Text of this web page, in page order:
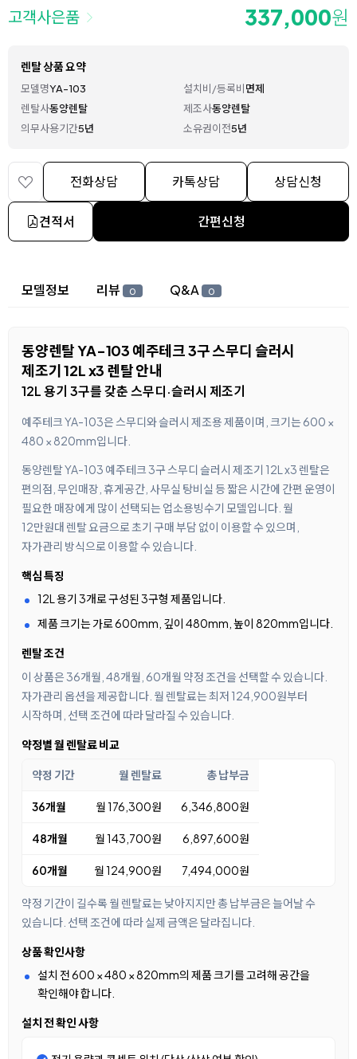
고객사은품 337,000원
렌탈 상품 요약
모델명YA-103 설치비/등록비면제
렌탈사동양렌탈 제조사동양렌탈
의무사용기간5년 소유권이전5년
전화상담 카톡상담 상담신청
견적서 간편신청
상세 정보
모델정보 리뷰 0 Q&A 0
동양렌탈 YA-103 예주테크 3구 스무디 슬러시
제조기 12L x3 렌탈 안내
12L 용기 3구를 갖춘 스무디·슬러시 제조기
예주테크 YA-103은 스무디와 슬러시 제조용 제품이며, 크기는 600 ×
480 × 820mm입니다.
동양렌탈 YA-103 예주테크 3구 스무디 슬러시 제조기 12L x3 렌탈은
편의점, 무인매장, 휴게공간, 사무실 탕비실 등 짧은 시간에 간편 운영이
필요한 매장에게 많이 선택되는 업소용빙수기 모델입니다. 월
12만원대 렌탈 요금으로 초기 구매 부담 없이 이용할 수 있으며,
자가관리 방식으로 이용할 수 있습니다.
핵심 특징
12L 용기 3개로 구성된 3구형 제품입니다.
제품 크기는 가로 600mm, 깊이 480mm, 높이 820mm입니다.
렌탈 조건
이 상품은 36개월, 48개월, 60개월 약정 조건을 선택할 수 있습니다.
자가관리 옵션을 제공합니다. 월 렌탈료는 최저 124,900원부터
시작하며, 선택 조건에 따라 달라질 수 있습니다.
약정별 월 렌탈료 비교
약정 기간 월 렌탈료 총 납부금
36개월 월 176,300원 6,346,800원
48개월 월 143,700원 6,897,600원
60개월 월 124,900원 7,494,000원
약정 기간이 길수록 월 렌탈료는 낮아지지만 총 납부금은 늘어날 수
있습니다. 선택 조건에 따라 실제 금액은 달라집니다.
상품 확인사항
설치 전 600 × 480 × 820mm의 제품 크기를 고려해 공간을
확인해야 합니다.
설치 전 확인 사항